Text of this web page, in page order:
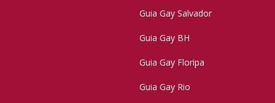
Guia Gay Salvador
Guia Gay BH
Guia Gay Floripa
Guia Gay Rio